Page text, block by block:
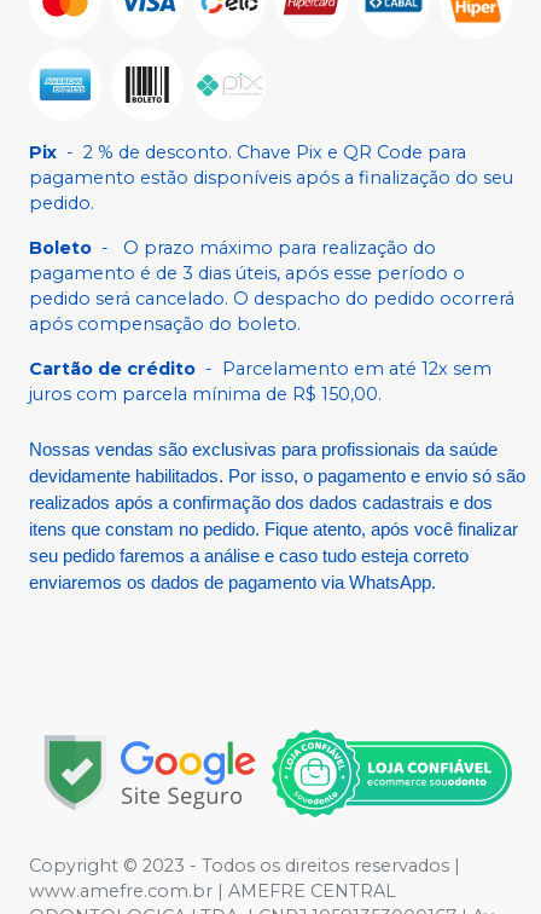
Pix - 2 % de desconto. Chave Pix e QR Code para
pagamento estão disponíveis após a finalização do seu
pedido.
Boleto -
O prazo máximo para realização do
pagamento é de 3 dias úteis, após esse período o
pedido será cancelado. O despacho do pedido ocorrerá
após compensação do boleto.
Cartão de crédito - Parcelamento em até 12x sem
juros com parcela mínima de R$ 150,00.
Nossas vendas são exclusivas para profissionais da saúde
devidamente habilitados. Por isso, o pagamento e envio só são
realizados após a confirmação dos dados cadastrais e dos
itens que constam no pedido. Fique atento, após você finalizar
seu pedido faremos a análise e caso tudo esteja correto
enviaremos os dados de pagamento via WhatsApp.
Copyright © 2023 - Todos os direitos reservados |
www.amefre.com.br | AMEFRE CENTRAL